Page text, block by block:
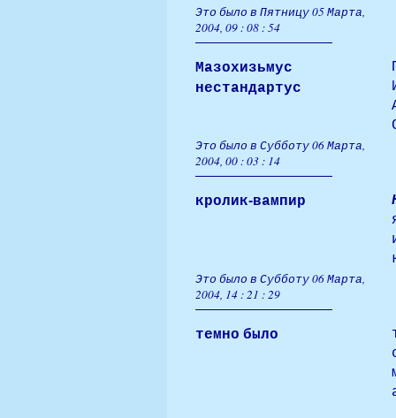
Это было в Пятницу 05 Марта,
2004, 09 : 08 : 54
Мазохизьмус
нестандартус
Это было в Субботу 06 Марта,
2004, 00 : 03 : 14
кролик-вампир
Это было в Субботу 06 Марта,
2004, 14 : 21 : 29
темно было